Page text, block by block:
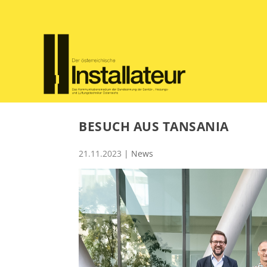
BESUCH AUS TANSANIA
21.11.2023 | News